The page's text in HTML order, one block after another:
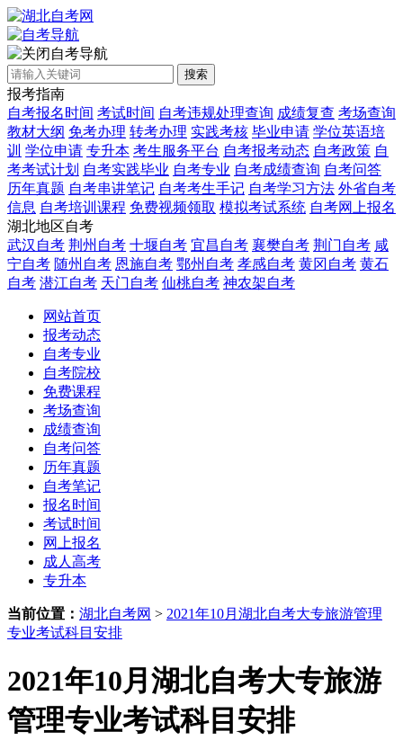
自考导航
搜索
报考指南
自考报名时间 考试时间 自考违规处理查询 成绩复查 考场查询
教材大纲 免考办理 转考办理 实践考核 毕业申请 学位英语培
训 学位申请 专升本 考生服务平台 自考报考动态 自考政策 自
考考试计划 自考实践毕业 自考专业 自考成绩查询 自考问答
历年真题 自考串讲笔记 自考考生手记 自考学习方法 外省自考
信息 自考培训课程 免费视频领取 模拟考试系统 自考网上报名
湖北地区自考
武汉自考 荆州自考 十堰自考 宜昌自考 襄樊自考 荆门自考 咸
宁自考 随州自考 恩施自考 鄂州自考 孝感自考 黄冈自考 黄石
自考 潜江自考 天门自考 仙桃自考 神农架自考
网站首页
报考动态
自考专业
自考院校
免费课程
考场查询
成绩查询
自考问答
历年真题
自考笔记
报名时间
考试时间
网上报名
成人高考
专升本
当前位置： 湖北自考网 > 2021年10月湖北自考大专旅游管理
专业考试科目安排
2021年10月湖北自考大专旅游
管理专业考试科目安排